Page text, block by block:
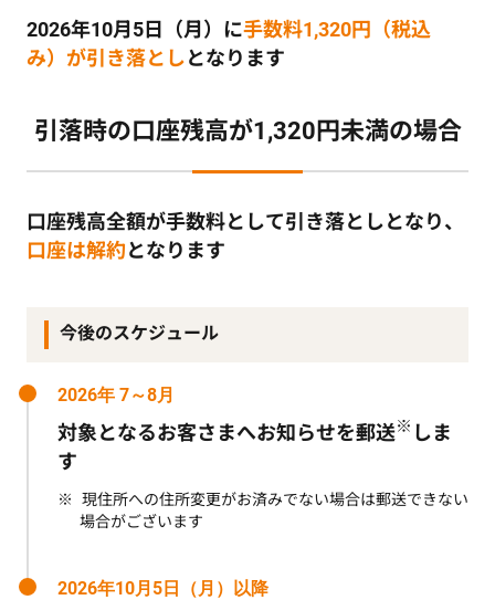
2026年10月5日（月）に手数料1,320円（税込
み）が引き落としとなります
引落時の口座残高が1,320円未満の場合
口座残高全額が手数料として引き落としとなり、
口座は解約となります
今後のスケジュール
2026年 7～8月
対象となるお客さまへお知らせを郵送※ しま
す
現住所への住所変更がお済みでない場合は郵送できない
場合がございます
2026年10月5日（月）以降